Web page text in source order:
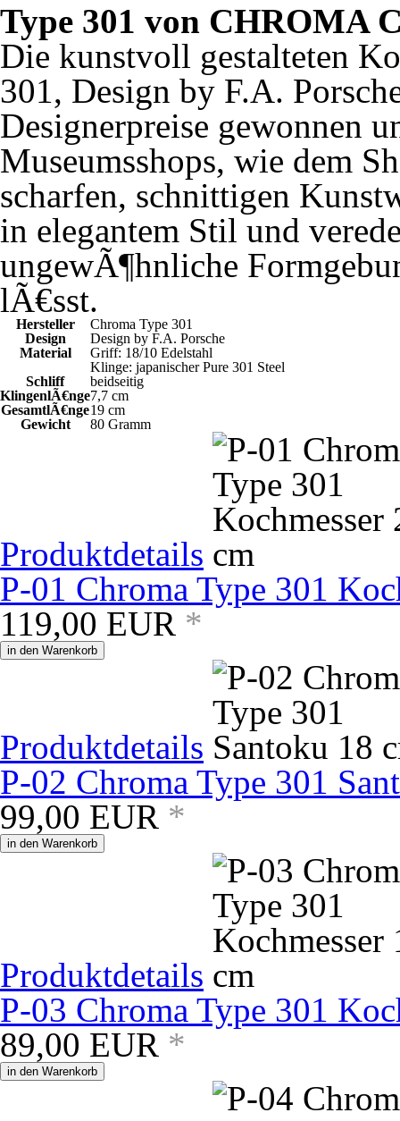
Type 301 von CHROMA
Die kunstvoll gestalteten
301, Design by F.A.
Designerpreise gewonnen
Museumsshops, wie dem
scharfen, schnittigen
in elegantem Stil und
ungewÃ¶hnliche
lÃ€sst.
Hersteller
Chroma Type 301
Design
Design by F.A. Porsche
Material
Griff: 18/10 Edelstahl
Klinge: japanischer Pure 301 Steel
Schliff
beidseitig
KlingenlÃ€nge7,7 cm
GesamtlÃ€nge19 cm
Gewicht
80 Gramm
Produktdetails
P-01 Chroma Type 301
119,00 EUR *
in den Warenkorb
Produktdetails
P-02 Chroma Type 301
99,00 EUR *
in den Warenkorb
Produktdetails
P-03 Chroma Type 301
89,00 EUR *
in den Warenkorb